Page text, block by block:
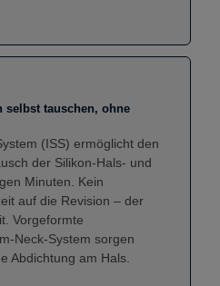
selbst tauschen, ohne
(ISS) ermöglicht den
der Silikon-Hals- und
Minuten. Kein
auf die Revision – der
Vorgeformte
Neck-System sorgen
Abdichtung am Hals.